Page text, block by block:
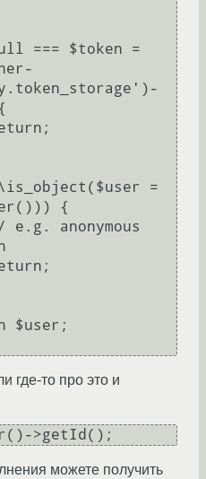
{
где-то про это и
можете получить